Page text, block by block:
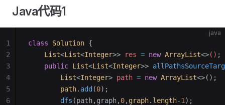
Java代码1
java
class Solution {
    List
<List<Integer>> res = new ArrayList<>() ;
    public
List<List<Integer>>
        List
<Integer> path = new ArrayList<>();
        path
. add (0);
        dfs
(path,graph,0,graph. length-1 );
1
2
3
4
5
6